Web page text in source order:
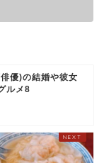
優)の結婚や彼女
ルメ8